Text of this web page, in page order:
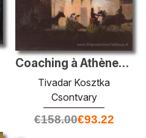
Coaching à Athènes à New Moon
Tivadar Kosztka
Csontvary
€158.00€93.22